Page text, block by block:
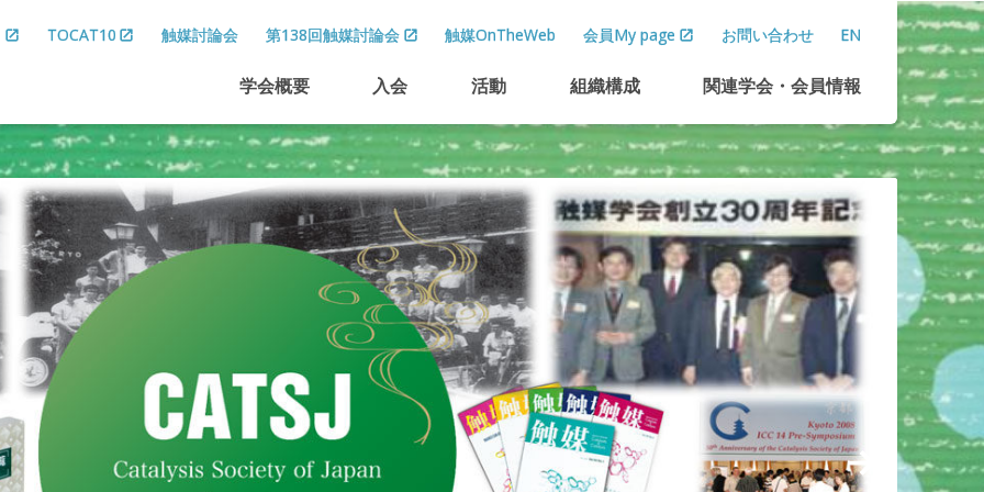
TOCAT10 触媒討論会 第138回触媒討論会 触媒OnTheWeb 会員My page お問い合わせ EN
学会概要 入会 活動 組織構成 関連学会 ・会員情報